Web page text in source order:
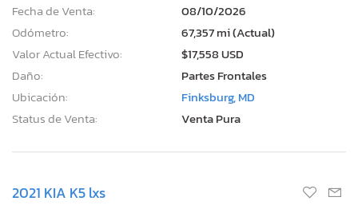
Fecha de Venta:
08/10/2026
Odómetro:
67,357 mi (Actual)
Valor Actual Efectivo:
$17,558 USD
Daño:
Partes Frontales
Ubicación:
Finksburg, MD
Status de Venta:
Venta Pura
2021 KIA K5 lxs